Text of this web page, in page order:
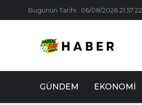
Bugünün Tarihi : 06/08/2026 21:57:22
GÜNDEM EKONOMI